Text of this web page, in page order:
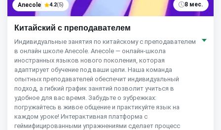
Anecole 4.2(5) 8 мес.
Китайский с преподавателем
Индивидуальные занятия по китайскому с преподавателем
в онлайн школе Anecole. Anecole — онлайн-школа
иностранных языков нового поколения, которая
адаптирует обучение под ваши цели. Наша команда
опытных преподавателей обеспечит индивидуальный
подход, а гибкий график занятий позволит учиться в
удобное для вас время. Забудьте о зубрежках:
погружайтесь в живое общение и практикуйте язык на
каждом уроке! Интерактивная платформа с
геймифицированными упражнениями сделает процесс